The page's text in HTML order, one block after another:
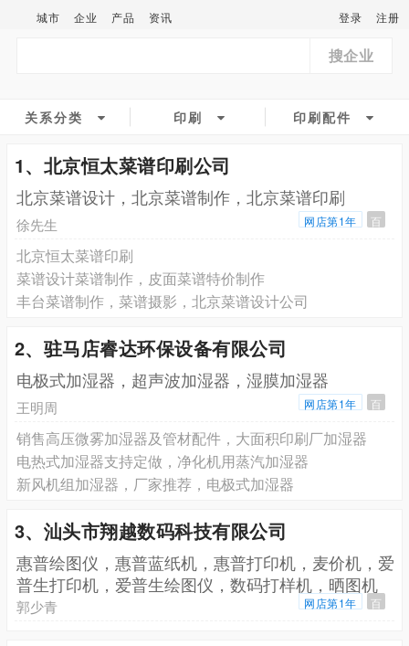
城市 企业 产品 资讯 登录 注册
搜企业
关系分类 印刷 印刷配件
1、北京恒太菜谱印刷公司
北京菜谱设计，北京菜谱制作，北京菜谱印刷
徐先生 网店第1年 百
北京恒太菜谱印刷
菜谱设计菜谱制作，皮面菜谱特价制作
丰台菜谱制作，菜谱摄影，北京菜谱设计公司
2、驻马店睿达环保设备有限公司
电极式加湿器，超声波加湿器，湿膜加湿器
王明周 网店第1年 百
销售高压微雾加湿器及管材配件，大面积印刷厂加湿器
电热式加湿器支持定做，净化机用蒸汽加湿器
新风机组加湿器，厂家推荐，电极式加湿器
3、汕头市翔越数码科技有限公司
惠普绘图仪，惠普蓝纸机，惠普打印机，麦价机，爱
普生打印机，爱普生绘图仪，数码打样机，晒图机
郭少青 网店第1年 百